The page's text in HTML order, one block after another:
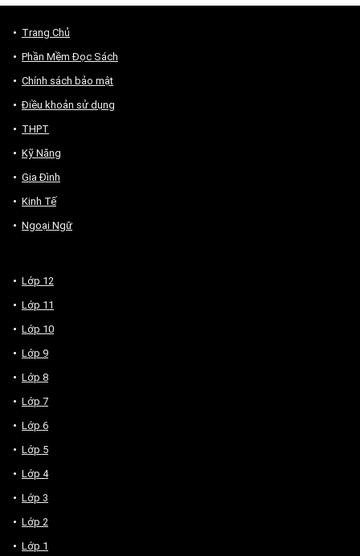
Trang Chủ
Phần Mềm Đọc Sách
Chính sách bảo mật
Điều khoản sử dụng
THPT
Kỹ Năng
Gia Đình
Kinh Tế
Ngoại Ngữ
Lớp 12
Lớp 11
Lớp 10
Lớp 9
Lớp 8
Lớp 7
Lớp 6
Lớp 5
Lớp 4
Lớp 3
Lớp 2
Lớp 1